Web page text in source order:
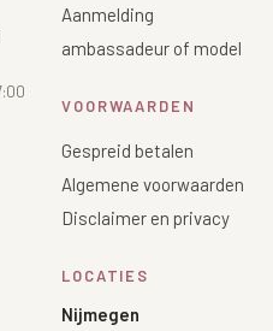
Aanmelding
ambassadeur of model
VOORWAARDEN
Gespreid betalen
Algemene voorwaarden
Disclaimer en privacy
LOCATIES
Nijmegen